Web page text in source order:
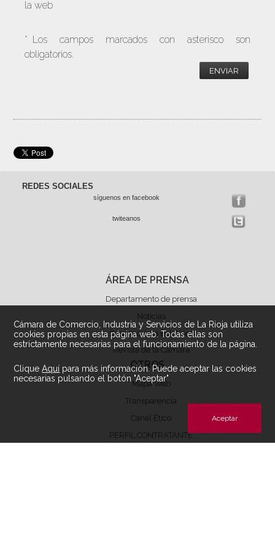
Cámara de Comercio, Industria y Servicios de La Rioja utiliza
cookies propias en esta página web. Todas ellas son
estrictamente necesarias para el funcionamiento de la página.
CliqueAquí para más información. Puede aceptar las cookies
necesarias pulsando el botón "Aceptar"
Aceptar
la web
* Los campos marcados con asterisco son
obligatorios.
ENVIAR
REDES SOCIALES
síguenos en facebook
twiteanos
ÁREA DE PRENSA
Departamento de prensa
Noticias
Suscripción a Boletínes
Revista de la Cámara
OTROS
Mapa Web
Transparencia
Canal Ético
PERFIL CONTRATANTE